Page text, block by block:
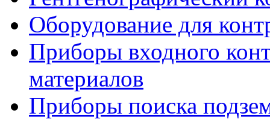
Оборудование для
Приборы входного
материалов
Приборы поиска